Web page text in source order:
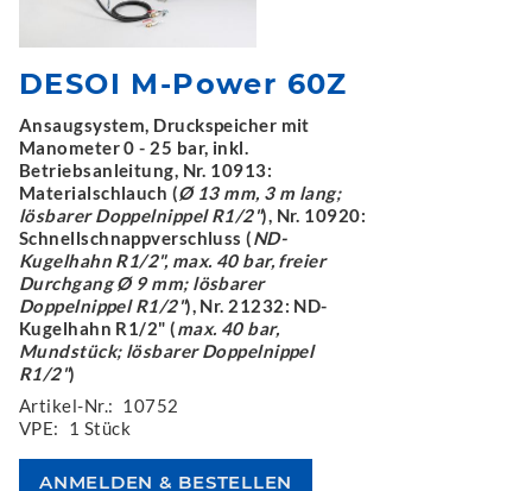
DESOI M-Power 60Z
Ansaugsystem, Druckspeicher mit
Manometer 0 - 25 bar, inkl.
Betriebsanleitung, Nr. 10913:
Materialschlauch (Ø 13 mm, 3 m lang;
lösbarer Doppelnippel R1/2"), Nr. 10920:
Schnellschnappverschluss (ND-
Kugelhahn R1/2", max. 40 bar, freier
Durchgang Ø 9 mm; lösbarer
Doppelnippel R1/2"), Nr. 21232: ND-
Kugelhahn R1/2" (max. 40 bar,
Mundstück; lösbarer Doppelnippel
R1/2")
Artikel-Nr.: 10752
VPE:
1 Stück